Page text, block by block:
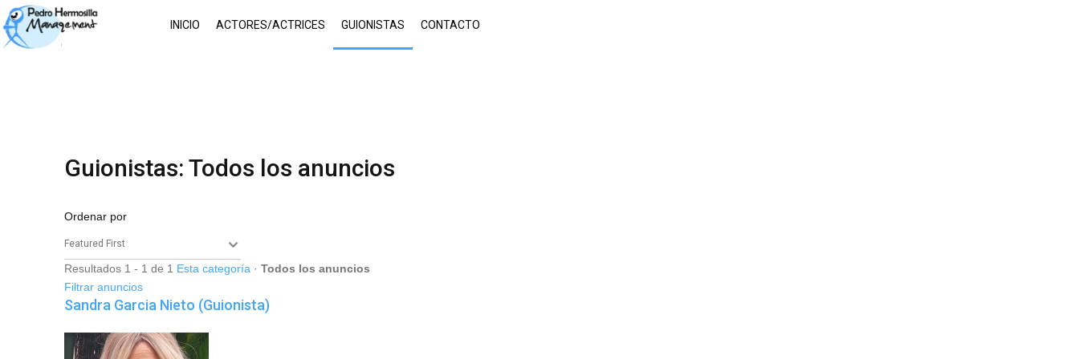
INICIO ACTORES/ACTRICES GUIONISTAS CONTACTO
Guionistas: Todos los anuncios
Ordenar por
Resultados 1 - 1 de 1 Esta categoría · Todos los anuncios
Filtrar anuncios
Sandra Garcia Nieto (Guionista)